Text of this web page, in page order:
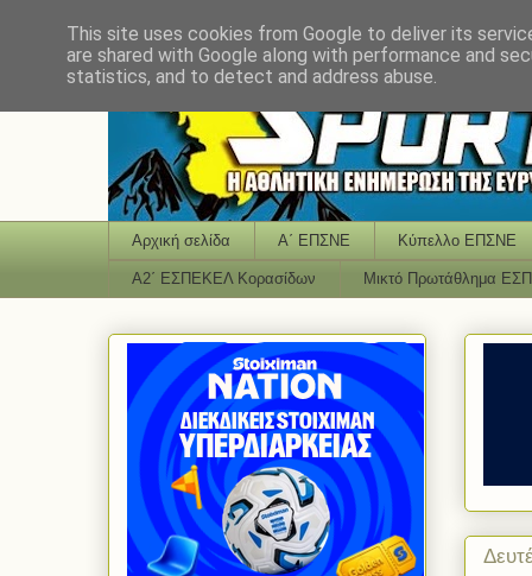
Αρχική σελίδα Α΄ ΕΠΣΝΕ Κύπελλο ΕΠΣΝΕ
Α2΄ ΕΣΠΕΚΕΛ Κορασίδων Μικτό Πρωτάθλημα
This site uses cookies from Google to deliver its
are shared with Google along with performance and
statistics, and to detect and address abuse.